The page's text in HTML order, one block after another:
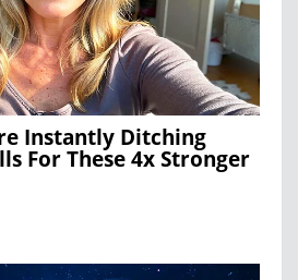
Instantly Ditching
For These 4x Stronger